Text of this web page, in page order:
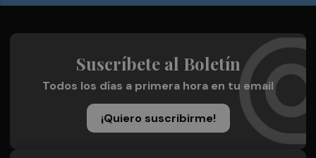
Suscríbete al Boletín
Todos los días a primera hora en tu email
¡Quiero suscribirme!